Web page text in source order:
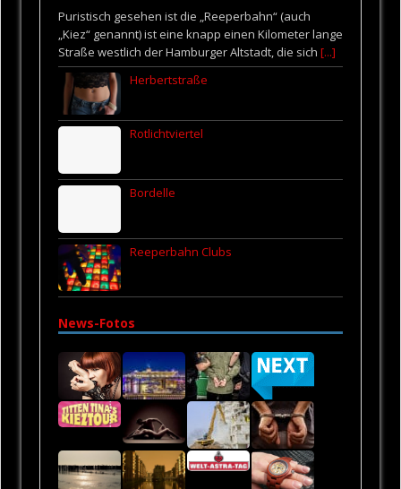
Puristisch gesehen ist die „Reeperbahn“ (auch
„Kiez“ genannt) ist eine knapp einen Kilometer lange
Straße westlich der Hamburger Altstadt, die sich [...]
Herbertstraße
Rotlichtviertel
Bordelle
Reeperbahn Clubs
News-Fotos